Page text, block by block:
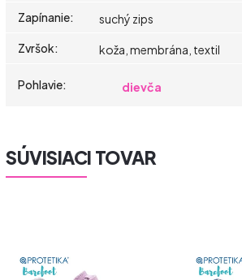
Zapínanie:
suchý zips
Zvršok: koža, membrána, textil
Pohlavie: dievča
SÚVISIACI TOVAR